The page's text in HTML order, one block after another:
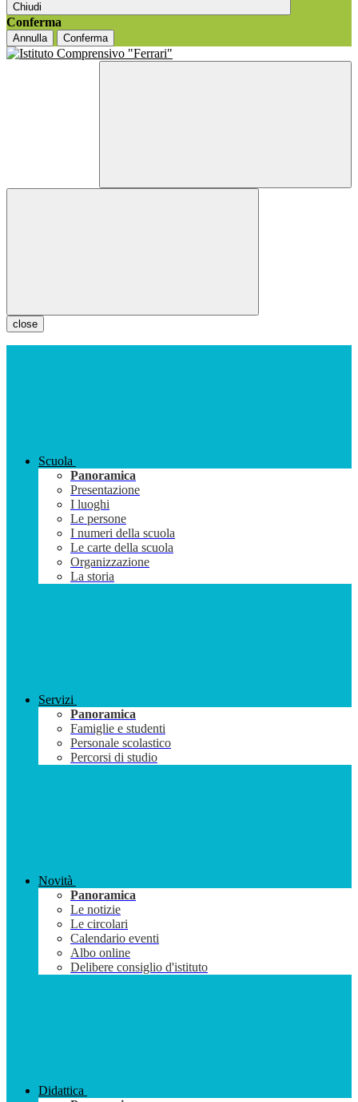
Chiudi
Conferma
Annulla Conferma
close
Scuola
Panoramica
Presentazione
I luoghi
Le persone
I numeri della scuola
Le carte della scuola
Organizzazione
La storia
Servizi
Panoramica
Famiglie e studenti
Personale scolastico
Percorsi di studio
Novità
Panoramica
Le notizie
Le circolari
Calendario eventi
Albo online
Delibere consiglio d'istituto
Didattica